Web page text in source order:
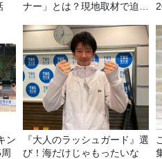
ナー」とは？現地取材で迫る
ン
『大人のラッシュガード』選
び！海だけじゃもったいな